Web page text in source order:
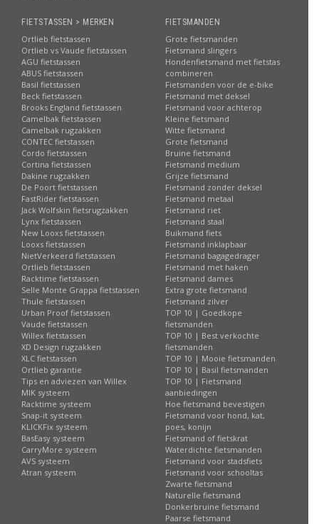
FIETSTASSEN > MERKEN
Ortlieb fietstassen
Ortlieb vs Vaude fietstassen
AGU fietstassen
ABUS fietstassen
Basil fietstassen
Beck fietstassen
Brooks England fietstassen
Camelbak fietstassen
Camelbak rugzakken
CONTEC fietstassen
Cordo fietstassen
Cortina fietstassen
Dakine rugzakken
De Poort fietstassen
FastRider fietstassen
Jack Wolfskin fietsrugzakken
Lynx fietstassen
New Looxs fietstassen
Looxs fietstassen
NietVerkeerd fietstassen
Ortlieb fietstassen
Racktime fietstassen
Selle Monte Grappa fietstassen
Thule fietstassen
Urban Proof fietstassen
Vaude fietstassen
Willex fietstassen
XD Design rugzakken
XLC fietstassen
Ortlieb garantie
Tips en adviezen van Willex
MIK systeem
Racktime systeem
Snap-it systeem
KLICKFix systeem
BasEasy systeem
CarryMore systeem
AVS systeem
Atran systeem
FIETSMANDEN
Grote fietsmanden
Fietsmand slingers
Hondenfietsmand met fietstas
combineren
Fietsmanden voor de e-bike
Fietsmand met deksel
Fietsmand voor achterop
Kleine fietsmand
Witte fietsmand
Grote fietsmand
Bruine fietsmand
Fietsmand medium
Grijze fietsmand
Fietsmand zonder deksel
Fietsmand metaal
Fietsmand riet
Fietsmand staal
Buikmand fiets
Fietsmand inklapbaar
Fietsmand bagagedrager
Fietsmand met haken
Fietsmand dames
Extra grote fietsmand
Fietsmand zilver
TOP 10 | Goedkope
fietsmanden
TOP 10 | Best verkochte
fietsmanden
TOP 10 | Mooie fietsmanden
TOP 10 | Basil fietsmanden
TOP 10 | Fietsmand
aanbiedingen
Hoe fietsmand bevestigen
Fietsmand voor hond, kat,
poes, konijn
Fietsmand of fietskrat
Waterdichte fietsmanden
Fietsmand voor stadsfiets
Fietsmand voor schooltas
Zwarte fietsmand
Naturelle fietsmand
Donkerbruine fietsmand
Paarse fietsmand